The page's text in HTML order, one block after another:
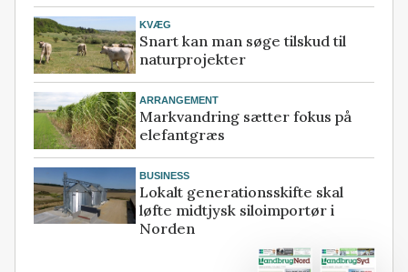
KVÆG
Snart kan man søge tilskud til
naturprojekter
ARRANGEMENT
Markvandring sætter fokus på
elefantgræs
BUSINESS
Lokalt generationsskifte skal
løfte midtjysk siloimportør i
Norden